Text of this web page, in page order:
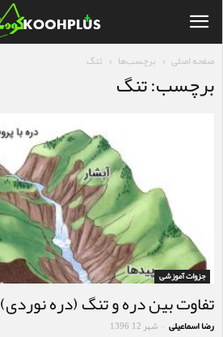
صفحه اصلی برچسب‌ها تنگ
برچسب: تنگ
جزوات آموزشی
تفاوت بین دره و تنگ (دره نوردی)
رضا اسماعیلی - شهر 12, 1396